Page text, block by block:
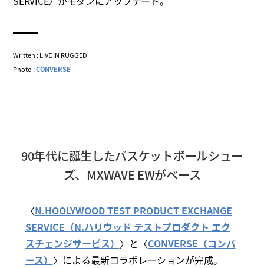
Written : LIVE IN RUGGED
Photo :CONVERSE
90年代に誕生したバスケットボールシュー
ズ、MXWAVE EWがベース
〈N.HOOLYWOOD TEST PRODUCT EXCHANGE
SERVICE（N.ハリウッド テストプロダクト エク
スチェンジサービス） 〉と〈CONVERSE（コンバ
ース） 〉による最新コラボレーションが完成。